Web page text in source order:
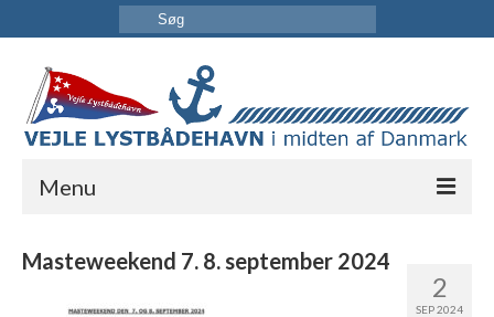
Menu
2
SEP 2024
Masteweekend 7. 8. september 2024